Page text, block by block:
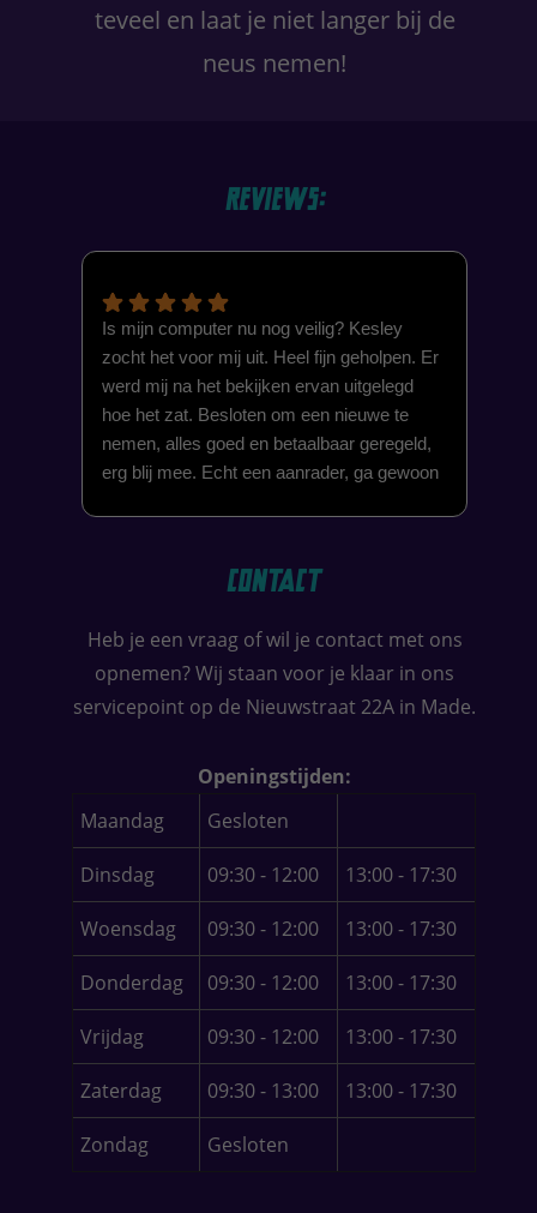
teveel en laat je niet langer bij de
neus nemen!
Reviews:
Is mijn computer nu nog veilig? Kesley
zocht het voor mij uit. Heel fijn geholpen. Er
werd mij na het bekijken ervan uitgelegd
hoe het zat. Besloten om een nieuwe te
nemen, alles goed en betaalbaar geregeld,
erg blij mee. Echt een aanrader, ga gewoon
Kesley voor deze service.
Contact
Heb je een vraag of wil je contact met ons
opnemen? Wij staan voor je klaar in ons
servicepoint op de Nieuwstraat 22A in Made.
Openingstijden:
Maandag
Gesloten
Dinsdag 09:30 - 12:00 13:00 - 17:30
Woensdag 09:30 - 12:00 13:00 - 17:30
Donderdag 09:30 - 12:00 13:00 - 17:30
Vrijdag 09:30 - 12:00 13:00 - 17:30
Zaterdag 09:30 - 13:00 13:00 - 17:30
Zondag Gesloten